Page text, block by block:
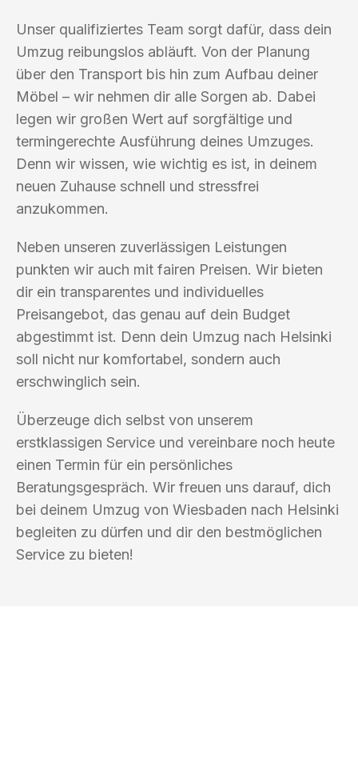
Unser qualifiziertes Team sorgt dafür, dass dein
Umzug reibungslos abläuft. Von der Planung
über den Transport bis hin zum Aufbau deiner
Möbel – wir nehmen dir alle Sorgen ab. Dabei
legen wir großen Wert auf sorgfältige und
termingerechte Ausführung deines Umzuges.
Denn wir wissen, wie wichtig es ist, in deinem
neuen Zuhause schnell und stressfrei
anzukommen.
Neben unseren zuverlässigen Leistungen
punkten wir auch mit fairen Preisen. Wir bieten
dir ein transparentes und individuelles
Preisangebot, das genau auf dein Budget
abgestimmt ist. Denn dein Umzug nach Helsinki
soll nicht nur komfortabel, sondern auch
erschwinglich sein.
Überzeuge dich selbst von unserem
erstklassigen Service und vereinbare noch heute
einen Termin für ein persönliches
Beratungsgespräch. Wir freuen uns darauf, dich
bei deinem Umzug von Wiesbaden nach Helsinki
begleiten zu dürfen und dir den bestmöglichen
Service zu bieten!